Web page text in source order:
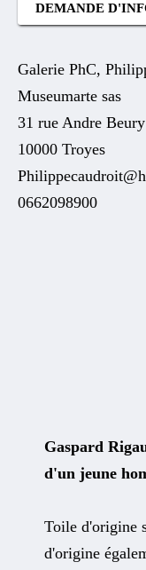
DEMANDE
Galerie PhC,
Museumarte sas
31 rue Andre Beury
10000 Troyes
0662098900
Gaspard
d'un jeune
Toile d'origine
d'origine